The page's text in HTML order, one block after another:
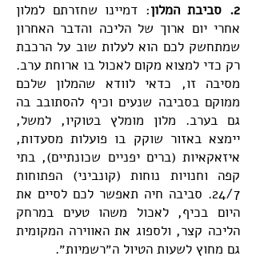
2. סביבת המלון
: דמיינו שחזרתם למלון
אחרי יום ארוך של הליכה והדבר האחרון
שמתחשק לכם הוא לעלות שוב על הרכבת
רק כדי למצוא מקום לאכול בו ארוחת ערב.
מסיבה זו, כדאי לוודא שהמלון שלכם
ממוקם בסביבה שנעים וכיף להסתובב בה
גם בערב. מלון מומלץ בטוקיו, למשל,
יימצא באזור שוקק בו פועלות מסעדות,
איזאקאיות (ברים יפניים שכונתיים), בתי
קפה וחנויות נוחות (קונביני) הפתוחות
24/7. סביבה חיה תאפשר לכם לסיים את
היום בכיף, לאכול משהו טעים במרחק
הליכה קצר, ולספוג את האווירה המקומית
גם מחוץ לשעות הטיול ה״רשמיות״.